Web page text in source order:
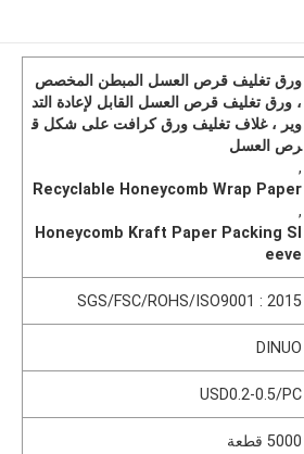
ورق تغليف قرص العسل المبطن المخصص
، ورق تغليف قرص العسل القابل لإعادة التد
وير ، غلاف تغليف ورق كرافت على شكل ق
رص العسل
,
Recyclable Honeycomb Wrap Paper
,
Honeycomb Kraft Paper Packing Sl
eeve
SGS/FSC/ROHS/ISO9001 : 2015
DINUO
USD0.2-0.5/PC
5000 قطعة